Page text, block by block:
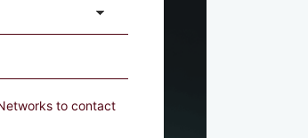
to contact